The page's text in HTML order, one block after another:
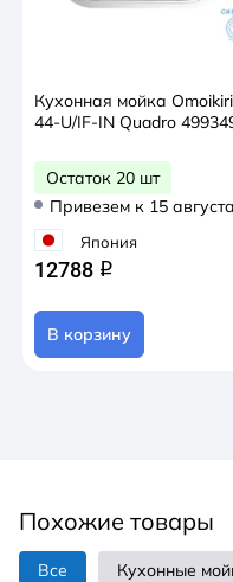
Кухонная мойка Omoikiri
44-U/IF-IN Quadro
Остаток 20 шт
Привезем к 15 августа
Япония
12788 q
В корзину
Похожие товары
Все Кухонные